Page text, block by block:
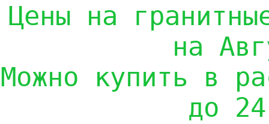
Цены на
на
Можно купить в
до